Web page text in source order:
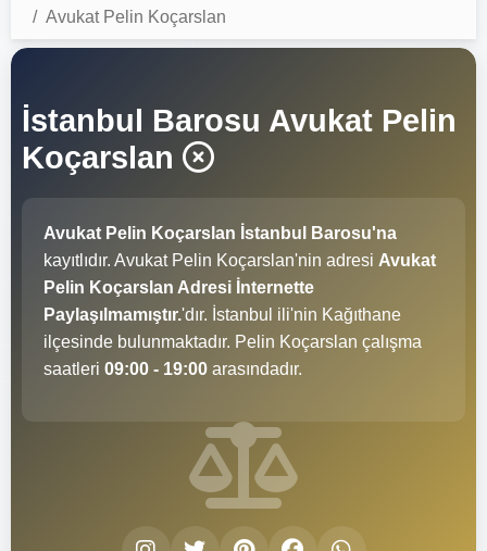
Avukat Pelin Koçarslan
İstanbul Barosu Avukat Pelin
Koçarslan
Avukat Pelin Koçarslan İstanbul Barosu'na
kayıtlıdır. Avukat Pelin Koçarslan'nin adresi Avukat
Pelin Koçarslan Adresi İnternette
Paylaşılmamıştır.'dır. İstanbul ili'nin Kağıthane
ilçesinde bulunmaktadır. Pelin Koçarslan çalışma
saatleri 09:00 - 19:00 arasındadır.